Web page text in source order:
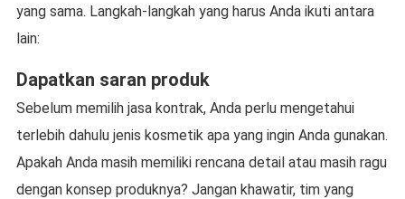
yang sama. Langkah-langkah yang harus Anda ikuti antara
lain:
Dapatkan saran produk
Sebelum memilih jasa kontrak, Anda perlu mengetahui
terlebih dahulu jenis kosmetik apa yang ingin Anda gunakan.
Apakah Anda masih memiliki rencana detail atau masih ragu
dengan konsep produknya? Jangan khawatir, tim yang